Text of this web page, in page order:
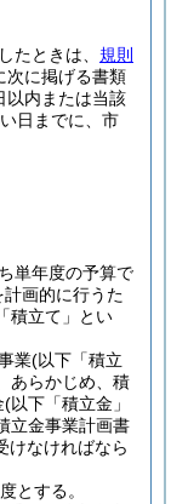
たときは、 規則
次に掲げる書類
以内または当該
日までに、市
単年度の予算で
画的に行うた
積立て」とい
業(以下「積立
あらかじめ、積
(以下「積立金」
立金事業計画書
けなければなら
とする。